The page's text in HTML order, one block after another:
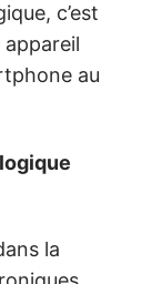
c’est
au
la